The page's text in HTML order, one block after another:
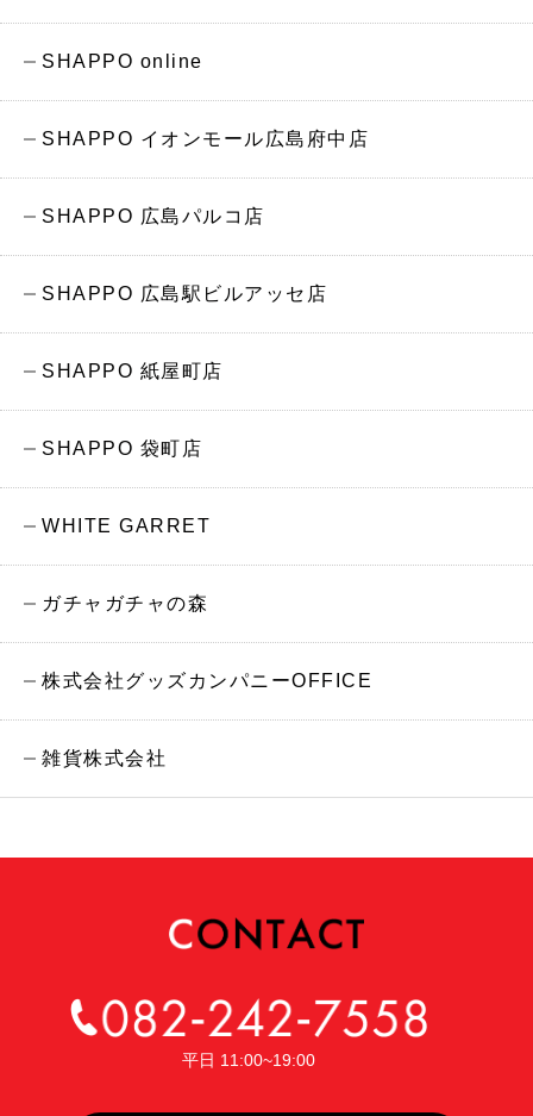
SHAPPO online
SHAPPO イオンモール広島府中店
SHAPPO 広島パルコ店
SHAPPO 広島駅ビルアッセ店
SHAPPO 紙屋町店
SHAPPO 袋町店
WHITE GARRET
ガチャガチャの森
株式会社グッズカンパニーOFFICE
雑貨株式会社
平日 11:00~19:00